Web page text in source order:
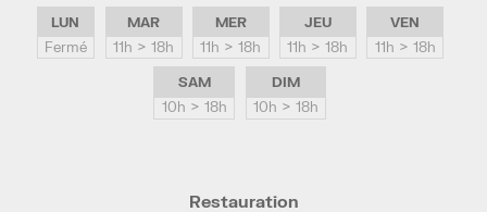
LUN
Fermé
MAR
11h > 18h
MER
11h > 18h
JEU
11h > 18h
VEN
11h > 18h
SAM
10h > 18h
DIM
10h > 18h
Restauration